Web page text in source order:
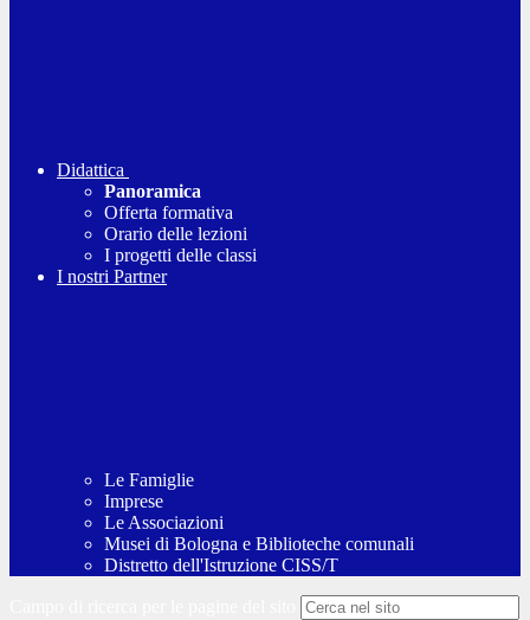
Didattica
Panoramica
Offerta formativa
Orario delle lezioni
I progetti delle classi
I nostri Partner
Le Famiglie
Imprese
Le Associazioni
Musei di Bologna e Biblioteche comunali
Distretto dell'Istruzione CISS/T